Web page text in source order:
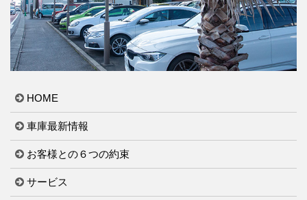
HOME
車庫最新情報
お客様との６つの約束
サービス